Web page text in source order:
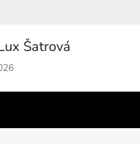
Šatrová
obchodu je 5 z 5